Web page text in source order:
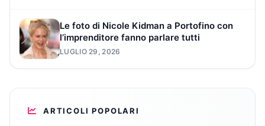
Le foto di Nicole Kidman a Portofino con
l’imprenditore fanno parlare tutti
LUGLIO 29, 2026
ARTICOLI POPOLARI